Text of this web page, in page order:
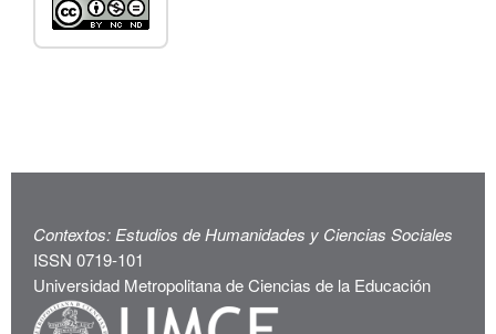
Contextos: Estudios de Humanidades y Ciencias Sociales
ISSN 0719-101
Universidad Metropolitana de Ciencias de la Educación